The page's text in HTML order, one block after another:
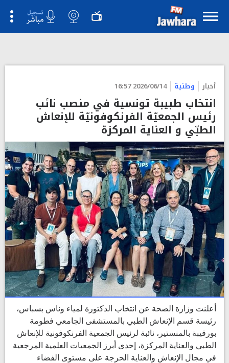
أخبار وطنية 2026/06/14 16:57
انتخاب طبيبة تونسية في منصب نائب
رئيس الجمعيّة الفرنكوفونيّة للإنعاش
الطبّي و العناية المركزة
أعلنت وزارة الصحة عن انتخاب الدكتورة لمياء وناس بسباس،
رئيسة قسم الإنعاش الطبي بالمستشفى الجامعي فطومة
بورقيبة بالمنستير، نائبة لرئيس الجمعية الفرنكوفونية للإنعاش
الطبي والعناية المركزة، إحدى أبرز الجمعيات العلمية المرجعية
في مجال الإنعاش والعناية الحرجة على مستوى الفضاء